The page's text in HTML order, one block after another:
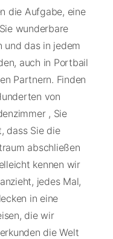
die Aufgabe, eine
wunderbare
und das in jedem
auch in Portbail
Partnern. Finden
von
, Sie
dass Sie die
abschließen
kennen wir
jedes Mal,
in eine
die wir
die Welt